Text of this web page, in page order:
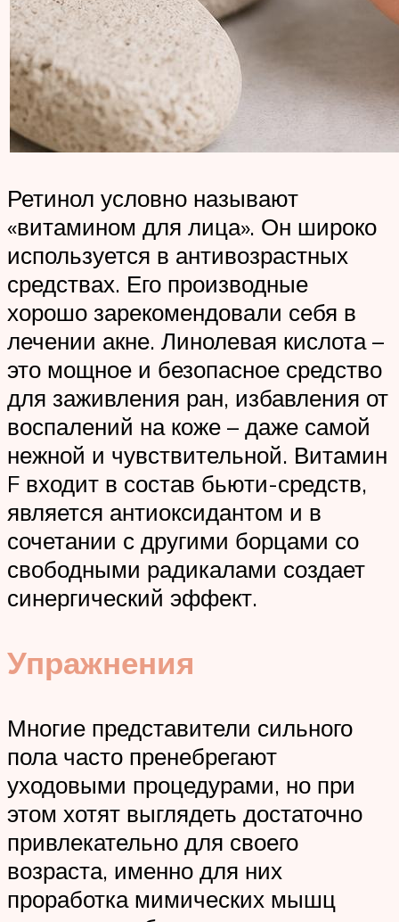
Ретинол условно называют
«витамином для лица». Он широко
используется в антивозрастных
средствах. Его производные
хорошо зарекомендовали себя в
лечении акне. Линолевая кислота –
это мощное и безопасное средство
для заживления ран, избавления от
воспалений на коже – даже самой
нежной и чувствительной. Витамин
F входит в состав бьюти-средств,
является антиоксидантом и в
сочетании с другими борцами со
свободными радикалами создает
синергический эффект.
Упражнения
Многие представители сильного
пола часто пренебрегают
уходовыми процедурами, но при
этом хотят выглядеть достаточно
привлекательно для своего
возраста, именно для них
проработка мимических мышц